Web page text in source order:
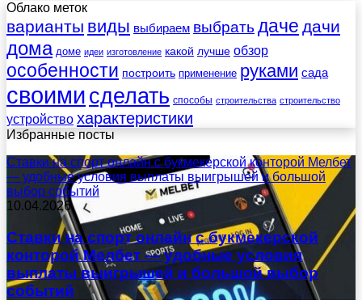
Облако меток
варианты виды выбираем выбрать даче дачи
дома доме идеи изготовление какой лучше обзор
особенности построить применение руками сада
своими сделать способы строительства строительство
устройство характеристики
Избранные посты
Ставки на спорт онлайн с букмекерской конторой Мелбет
— удобные условия выплаты выигрышей и большой
выбор событий
10.04.2026
Ставки на спорт онлайн с букмекерской
конторой Мелбет — удобные условия
выплаты выигрышей и большой выбор
событий